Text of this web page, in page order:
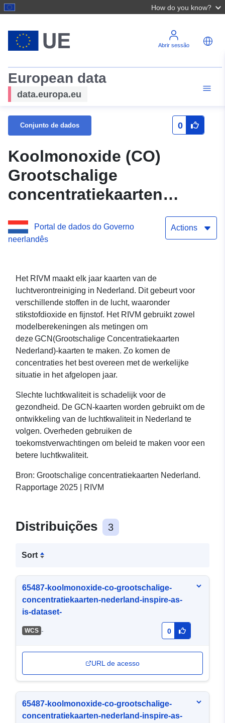
How do you know?
Abrir sessão
European data
data.europa.eu
Conjunto de dados 0
Koolmonoxide (CO)
Grootschalige
concentratiekaarten
Nederland (INSPIRE as-is
Dataset)
Portal de dados do Governo
neerlandês
Actions
Het RIVM maakt elk jaar kaarten van de
luchtverontreiniging in Nederland. Dit gebeurt voor
verschillende stoffen in de lucht, waaronder
stikstofdioxide en fijnstof. Het RIVM gebruikt zowel
modelberekeningen als metingen om
deze GCN(Grootschalige Concentratiekaarten
Nederland)-kaarten te maken. Zo komen de
concentraties het best overeen met de werkelijke
situatie in het afgelopen jaar.
Slechte luchtkwaliteit is schadelijk voor de
gezondheid. De GCN-kaarten worden gebruikt om de
ontwikkeling van de luchtkwaliteit in Nederland te
volgen. Overheden gebruiken de
toekomstverwachtingen om beleid te maken voor een
betere luchtkwaliteit.
Bron: Grootschalige concentratiekaarten Nederland.
Rapportage 2025 | RIVM
Distribuições 3
Sort
65487-koolmonoxide-co-grootschalige-
concentratiekaarten-nederland-inspire-as-
is-dataset-
WCS - 0
URL de acesso
65487-koolmonoxide-co-grootschalige-
concentratiekaarten-nederland-inspire-as-